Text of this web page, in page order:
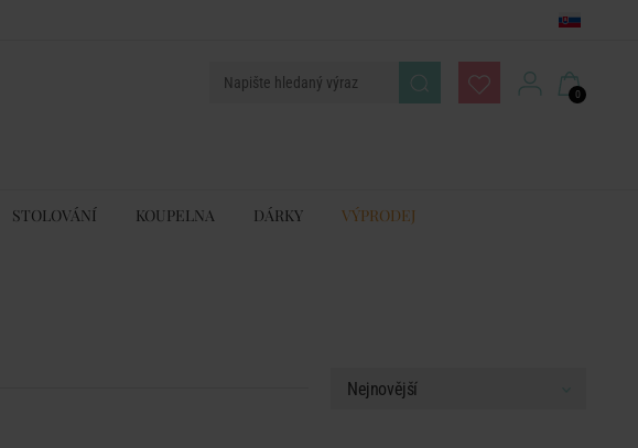
0
STOLOVÁNÍ KOUPELNA DÁRKY VÝPRODEJ